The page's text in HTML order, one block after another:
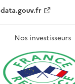
data.gouv.fr
Nos investisseurs